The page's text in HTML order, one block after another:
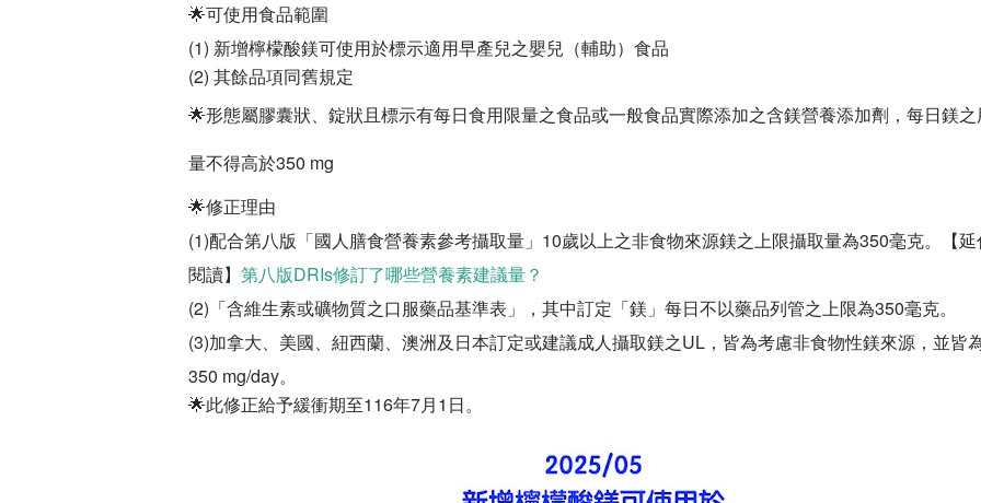
🌟可使用食品範圍
(1) 新增檸檬酸鎂可使用於標示適用早產兒之嬰兒（輔助）食品
(2) 其餘品項同舊規定
🌟形態屬膠囊狀、錠狀且標示有每日食用限量之食品或一般食品實際添加之含鎂營養添加劑，每日鎂之
量不得高於350 mg
🌟修正理由
(1)配合第八版「國人膳食營養素參考攝取量」10歲以上之非食物來源鎂之上限攝取量為350毫克。【延
閱讀】 第八版DRIs修訂了哪些營養素建議量？
(2)「含維生素或礦物質之口服藥品基準表」，其中訂定「鎂」每日不以藥品列管之上限為350毫克。
(3)加拿大、美國、紐西蘭、澳洲及日本訂定或建議成人攝取鎂之UL，皆為考慮非食物性鎂來源，並皆
350 mg/day。
🌟此修正給予緩衝期至116年7月 1 日。